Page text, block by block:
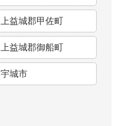
上益城郡甲佐町
上益城郡御船町
宇城市